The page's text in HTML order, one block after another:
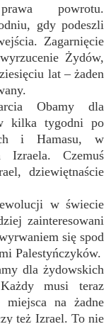
powrotu.
gdy podeszli
Zagarnięcie
Żydów,
lat – żaden
Obamy dla
kilka tygodni po
i Hamasu, w
Izraela. Czemuś
dziewiętnaście
w świecie
zainteresowani
się spod
Palestyńczyków.
dla żydowskich
musi teraz
na żadne
też Izrael. To nie